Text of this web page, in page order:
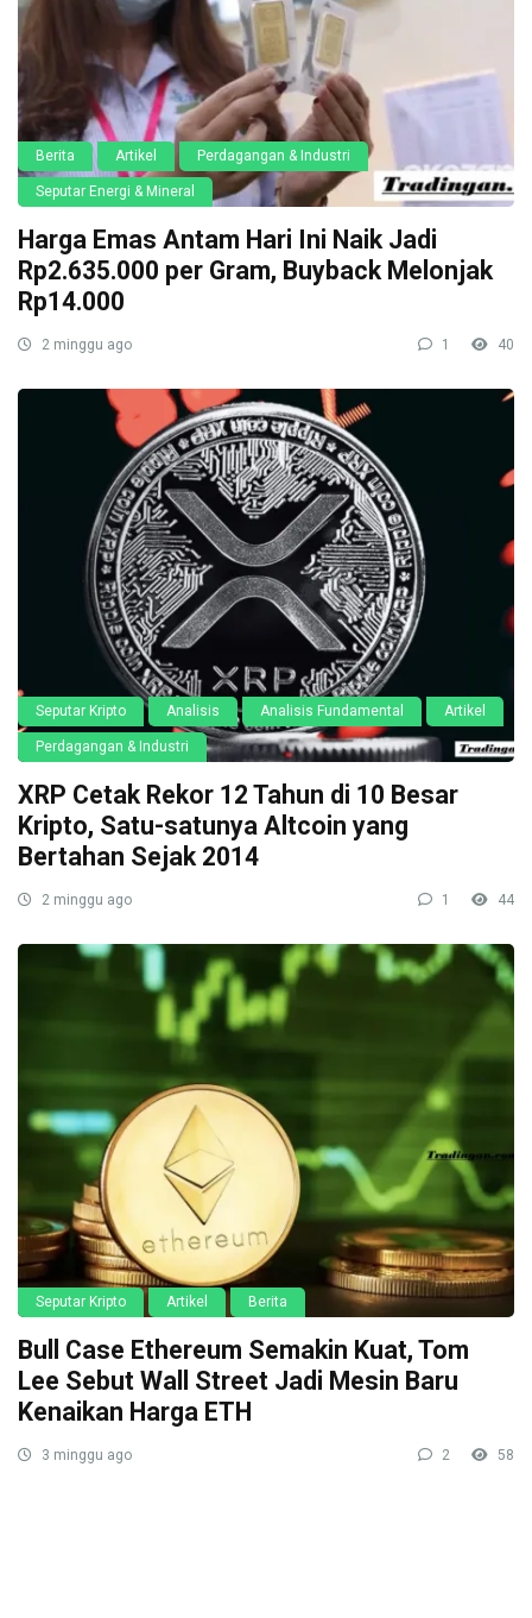
Berita Artikel Perdagangan & Industri
Seputar Energi & Mineral
Harga Emas Antam Hari Ini Naik Jadi
Rp2.635.000 per Gram, Buyback Melonjak
Rp14.000
2 minggu ago 1 40
Seputar Kripto Analisis Analisis Fundamental Artikel
Perdagangan & Industri
XRP Cetak Rekor 12 Tahun di 10 Besar
Kripto, Satu-satunya Altcoin yang
Bertahan Sejak 2014
2 minggu ago 1 44
Seputar Kripto Artikel Berita
Bull Case Ethereum Semakin Kuat, Tom
Lee Sebut Wall Street Jadi Mesin Baru
Kenaikan Harga ETH
3 minggu ago 2 58